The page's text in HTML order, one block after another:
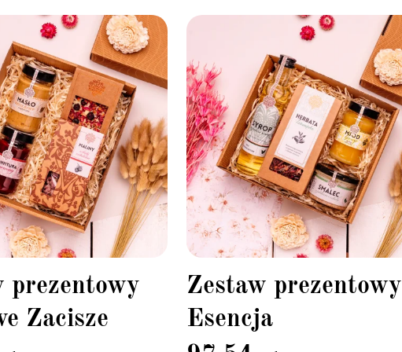
prezentowy
Zacisze
Zestaw prezentowy
Esencja